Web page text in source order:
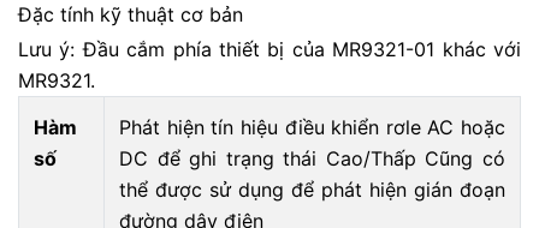
Đặc tính kỹ thuật cơ bản
Lưu ý: Đầu cắm phía thiết bị của MR9321-01 khác với
MR9321.
Hàm
số
Phát hiện tín hiệu điều khiển rơle AC hoặc
DC để ghi trạng thái Cao/Thấp Cũng có
thể được sử dụng để phát hiện gián đoạn
đường dây điện